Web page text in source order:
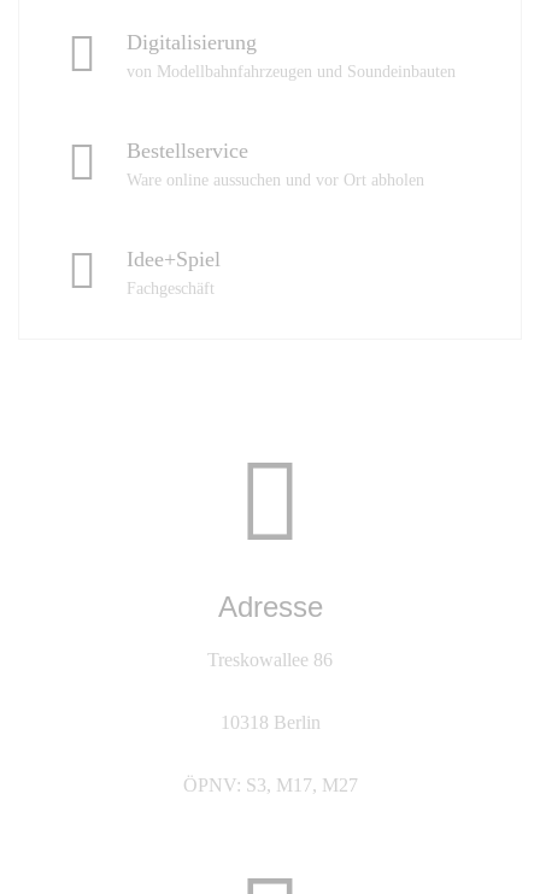
Digitalisierung
von Modellbahnfahrzeugen und Soundeinbauten
Bestellservice
Ware online aussuchen und vor Ort abholen
Idee+Spiel
Fachgeschäft
Adresse
Treskowallee 86
10318 Berlin
ÖPNV: S3, M17, M27